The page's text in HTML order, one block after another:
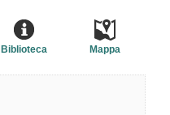
Mappa
Biblioteca